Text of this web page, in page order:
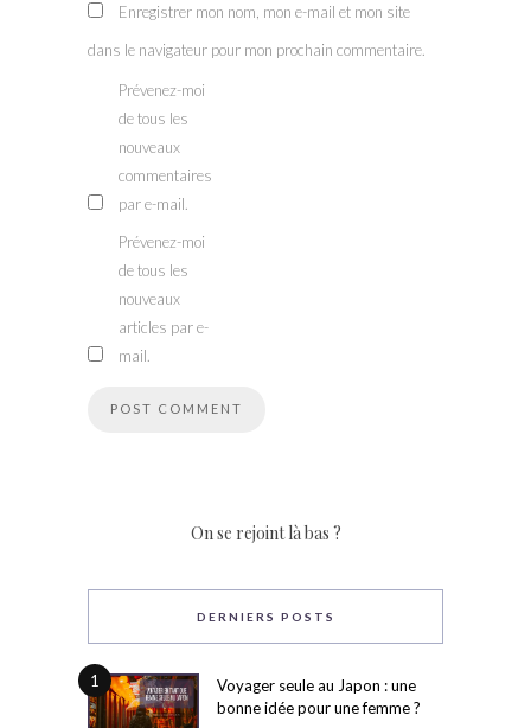
Enregistrer mon nom, mon e-mail et mon site
dans le navigateur pour mon prochain commentaire.
Prévenez-moi
de tous les
nouveaux
commentaires
par e-mail.
Prévenez-moi
de tous les
nouveaux
articles par e-
mail.
On se rejoint là bas ?
DERNIERS POSTS
1
Voyager seule au Japon : une
bonne idée pour une femme ?